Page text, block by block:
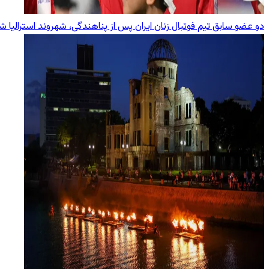
دو عضو سابق تیم فوتبال زنان ایران پس از پناهندگی، شهروند استرالیا